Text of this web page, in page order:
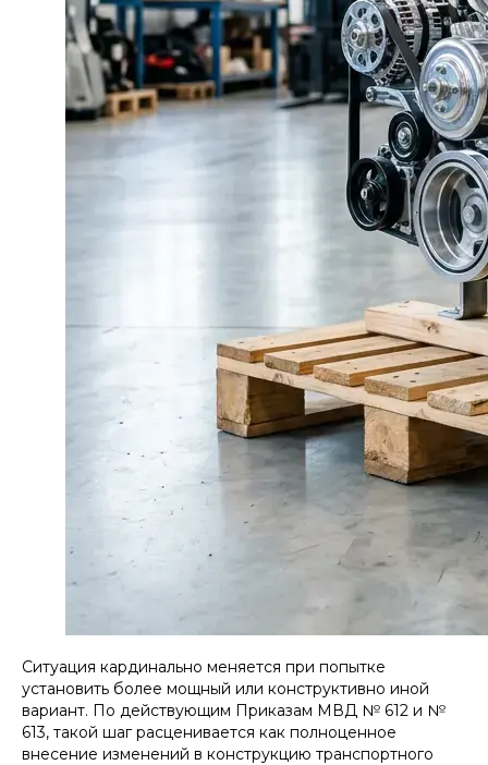
Ситуация кардинально меняется при попытке
установить более мощный или конструктивно иной
вариант. По действующим Приказам МВД № 612 и №
613, такой шаг расценивается как полноценное
внесение изменений в конструкцию транспортного